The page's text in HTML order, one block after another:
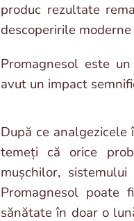
produc rezultate
descoperirile
Promagnesol este
avut un impact
După ce analgezicele
temeți că orice
mușchilor,
Promagnesol
sănătate în doar o